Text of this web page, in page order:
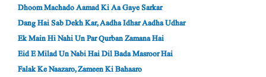
Dhoom Machado Aamad Ki Aa Gaye Sarkar
Dang Hai Sab Dekh Kar, Aadha Idhar Aadha Udhar
Ek Main Hi Nahi Un Par Qurban Zamana Hai
Eid E Milad Un Nabi Hai Dil Bada Masroor Hai
Falak Ke Naazaro, Zameen Ki Bahaaro